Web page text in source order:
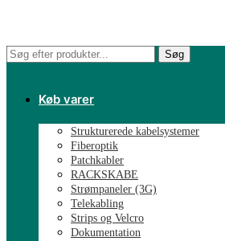
Søg
efter:
Søg
Køb varer
Strukturerede kabelsystemer
Fiberoptik
Patchkabler
RACKSKABE
Strømpaneler (3G)
Telekabling
Strips og Velcro
Dokumentation